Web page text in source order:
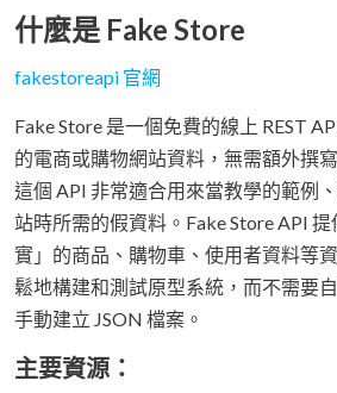
什麼是 Fake Store
fakestoreapi 官網
Fake Store 是一個免費的線上 REST
的電商或購物網站資料，無需額外撰
這個 API 非常適合用來當教學的範例
站時所需的假資料。Fake Store API
實」的商品、購物車、使用者資料等
鬆地構建和測試原型系統，而不需要
手動建立 JSON 檔案。
主要資源：